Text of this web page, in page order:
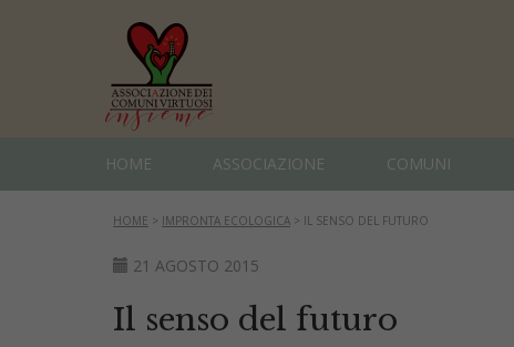
HOME ASSOCIAZIONE COMUNI
HOME > IMPRONTA ECOLOGICA > IL SENSO DEL FUTURO
21 AGOSTO 2015
Il senso del futuro